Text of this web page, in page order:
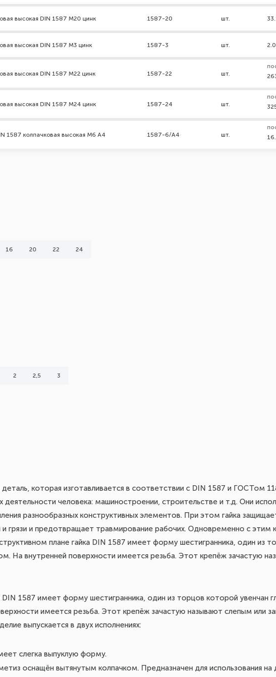
высокая DIN 1587 М20 цинк 1587-20 шт.
высокая DIN 1587 М3 цинк 1587-3 шт.
высокая DIN 1587 М22 цинк 1587-22 шт.
высокая DIN 1587 М24 цинк 1587-24 шт.
1587 колпачковая высокая М6 А4 1587-6/А4 шт.
16 20 22 24
2 2,5 3
деталь, которая изготавливается в соответствии с DIN 1587 и ГОСТом
деятельности человека: машиностроении, строительстве и т.д. Они
разнообразных конструктивных элементов. При этом гайка
и грязи и предотвращает травмирование рабочих. Одновременно с этим
плане гайка DIN 1587 имеет форму шестигранника, один из
На внутренней поверхности имеется резьба. Этот крепёж зачастую
DIN 1587 имеет форму шестигранника, один из торцов которой увенчан
имеется резьба. Этот крепёж зачастую называют слепым или
выпускается в двух исполнениях:
слегка выпуклую форму.
оснащён вытянутым колпачком. Предназначен для использования на